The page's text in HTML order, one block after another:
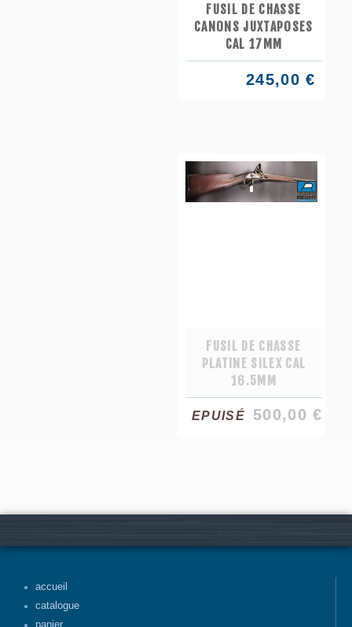
FUSIL DE CHASSE
CANONS JUXTAPOSES
CAL 17MM
245,00 €
FUSIL DE CHASSE
PLATINE SILEX CAL
16.5MM
EPUISÉ 500,00 €
accueil
catalogue
panier